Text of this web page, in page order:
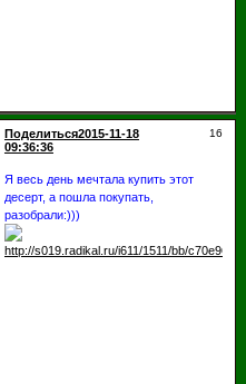
Поделиться 16
2015-11-18
09:36:36
Я весь день мечтала купить этот
десерт, а пошла покупать,
разобрали:)))